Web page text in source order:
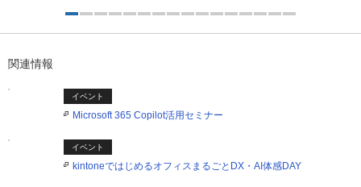
関連情報
イベント
Microsoft 365 Copilot活用セミナー
イベント
kintoneではじめるオフィスまるごとDX・AI体感DAY